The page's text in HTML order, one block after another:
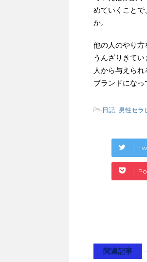
めていくことで
か。
他の人のやり方
うんざりきて
人から与えら
ブランドになっ
- 日記, 男性セラ
関連記事